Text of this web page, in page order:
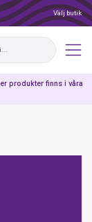
Välj butik
produkter finns i våra